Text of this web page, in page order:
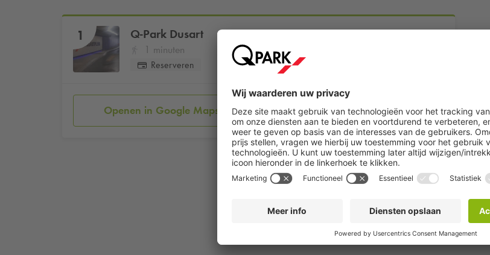
1 Q-Park Dusart
1 minuten
Reserveren
Openen in Google Maps Reserveer